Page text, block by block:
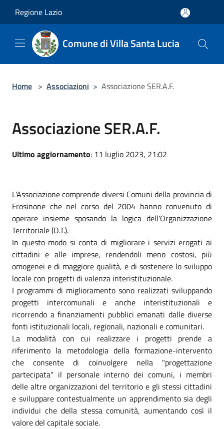
Regione Lazio
Comune di Villa Santa Lucia
Home > Associazioni > Associazione SER.A.F.
Associazione SER.A.F.
Ultimo aggiornamento: 11 luglio 2023, 21:02
L'Associazione comprende diversi Comuni della provincia di
Frosinone che nel corso del 2004 hanno convenuto di
operare insieme sposando la logica dell'Organizzazione
Territoriale (O.T.).
In questo modo si conta di migliorare i servizi erogati ai
cittadini e alle imprese, rendendoli meno costosi, più
omogenei e di maggiore qualità, e di sostenere lo sviluppo
locale con progetti di valenza interistituzionale.
I programmi di miglioramento sono realizzati sviluppando
progetti intercomunali e anche interistituzionali e
ricorrendo a finanziamenti pubblici emanati dalle diverse
fonti istituzionali locali, regionali, nazionali e comunitari.
La modalità con cui realizzare i progetti prende a
riferimento la metodologia della formazione-intervento
che consente di coinvolgere nella "progettazione
partecipata" il personale interno dei comuni, i membri
delle altre organizzazioni del territorio e gli stessi cittadini
e sviluppare contestualmente un apprendimento sia degli
individui che della stessa comunità, aumentando così il
valore del capitale sociale.